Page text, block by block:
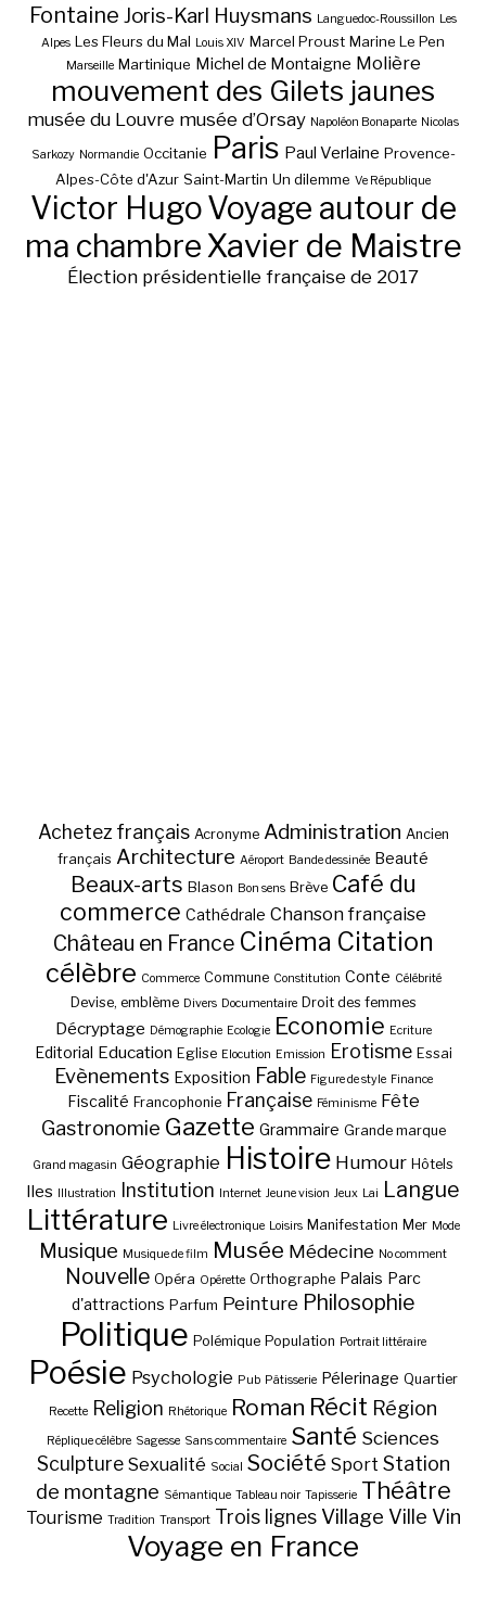
Fontaine Joris-Karl Huysmans Languedoc-Roussillon Les
Alpes Les Fleurs du Mal Louis XIV Marcel Proust Marine Le Pen
Marseille Martinique Michel de Montaigne Molière
mouvement des Gilets jaunes
musée du Louvre musée d’Orsay Napoléon Bonaparte Nicolas
Sarkozy Normandie Occitanie Paris Paul Verlaine Provence-
Alpes-Côte d'Azur Saint-Martin Un dilemme Ve République
Victor HugoVoyage autour de
ma chambreXavier de Maistre
Élection présidentielle française de 2017
Achetez français Acronyme Administration Ancien
français Architecture Aéroport Bande dessinée Beauté
Beaux-arts Blason Bon sens Brève Café du
commerce Cathédrale Chanson française
Château en France Cinéma Citation
célèbre Commerce Commune Constitution Conte Célébrité
Devise, emblème Divers Documentaire Droit des femmes
Décryptage Démographie Ecologie Economie Ecriture
Editorial Education Eglise Elocution Emission Erotisme Essai
Evènements Exposition Fable Figure de style Finance
Fiscalité Francophonie Française Féminisme Fête
Gastronomie Gazette Grammaire Grande marque
Grand magasin Géographie Histoire Humour Hôtels
Iles Illustration Institution Internet Jeune vision Jeux Lai Langue
Littérature Livre électronique Loisirs Manifestation Mer Mode
Musique Musique de film Musée Médecine No comment
Nouvelle Opéra Opérette Orthographe Palais Parc
d'attractions Parfum Peinture Philosophie
Politique Polémique Population Portrait littéraire
Poésie Psychologie Pub Pâtisserie Pélerinage Quartier
Recette Religion Rhétorique Roman Récit Région
Réplique célèbre Sagesse Sans commentaire Santé Sciences
Sculpture Sexualité Social Société Sport Station
de montagne Sémantique Tableau noir Tapisserie Théâtre
Tourisme Tradition Transport Trois lignes Village Ville Vin
Voyage en France